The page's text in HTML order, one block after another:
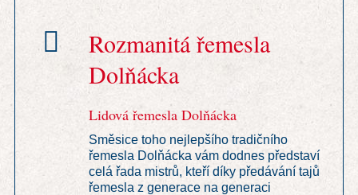
Rozmanitá řemesla
Dolňácka
Lidová řemesla Dolňácka
Směsice toho nejlepšího tradičního
řemesla Dolňácka vám dodnes představí
celá řada mistrů, kteří díky předávání tajů
řemesla z generace na generaci